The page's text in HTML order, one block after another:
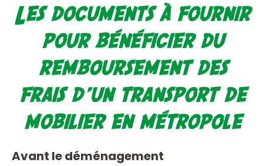
Les documents à fournir
pour bénéficier du
remboursement des
frais d’un transport de
mobilier en métropole
Avant le déménagement